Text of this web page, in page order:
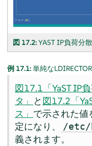
図 17.2:YAST IP負荷分
例 17.1:単純な
図17.1「YaST IP
タ」 と 図17.2「
ス」 で示された値
定になり、
/
義されます。